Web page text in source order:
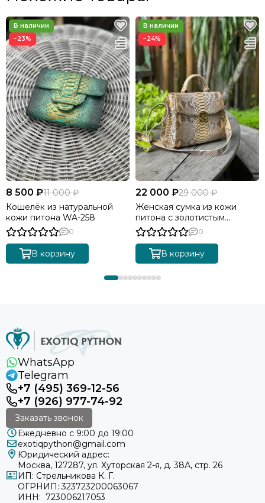
−23%
8 500 ₽11 000 ₽
Кошелёк из натуральной
кожи питона WA-258
0
В корзину
−24%
22 000 ₽29 000 ₽
Женская сумка из кожи
питона с золотистым
градиентом BG-511
0
В корзину
WhatsApp
Telegram
+7 (495) 369-12-56
+7 (926) 977-74-92
Заказать звонок
Ежедневно с 9:00 до 19:00
exotiqpython@gmail.com
Юридический адрес:
Москва, 127287, ул. Хуторская 2-я, д. 38А, стр. 26
ИП: Стрельникова К. Г.
ОГРНИП: 323723200063067
ИНН: 723006217053